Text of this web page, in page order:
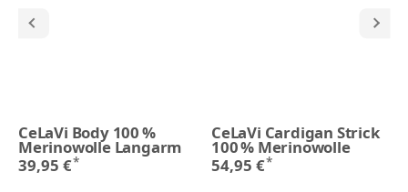
CeLaVi Body 100 %
Merinowolle Langarm
39,95 €*
CeLaVi Cardigan Strick
100 % Merinowolle
54,95 €*